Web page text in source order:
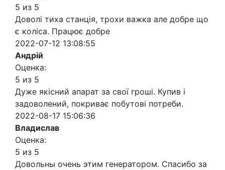
5 из 5
Доволі тиха станція, трохи важка але добре що
є коліса. Працює добре
2022-07-12 13:08:55
Андрій
Оценка:
5 из 5
Дуже якісний апарат за свої гроші. Купив і
задоволений, покриває побутові потреби.
2022-08-17 15:06:36
Владислав
Оценка:
5 из 5
Довольны очень этим генератором. Спасибо за